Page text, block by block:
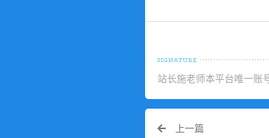
站长施老师本平台唯一账
上一篇